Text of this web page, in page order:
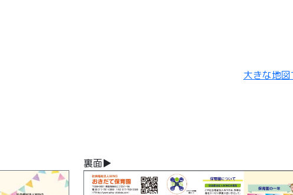
大きな地
裏面▶